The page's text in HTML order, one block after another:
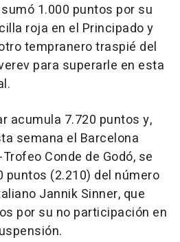
1.000 puntos por su
roja en el Principado y
tempranero traspié del
para superarle en esta
acumula 7.720 puntos y,
semana el Barcelona
Conde de Godó, se
puntos (2.210) del número
Jannik Sinner, que
por su no participación en